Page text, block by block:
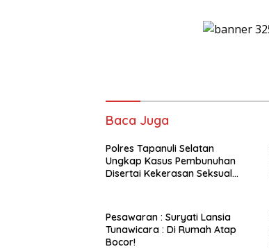
Baca Juga
Polres Tapanuli Selatan
Ungkap Kasus Pembunuhan
Disertai Kekerasan Seksual
Pesawaran : Suryati Lansia
Tunawicara : Di Rumah Atap
Bocor!